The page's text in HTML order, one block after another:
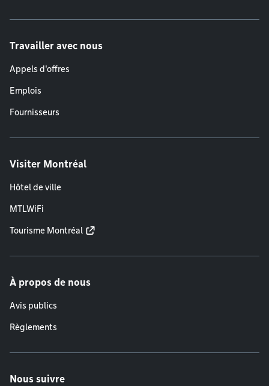
Travailler avec nous
Appels d'offres
Emplois
Fournisseurs
Visiter Montréal
Hôtel de ville
MTLWiFi
Tourisme Montréal
À propos de nous
Avis publics
Règlements
Nous suivre